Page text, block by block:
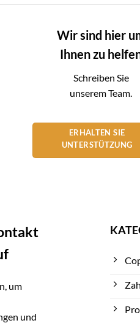
Wir sind hier
Ihnen zu
Schreiben Sie
unserem Team.
ERHALTEN SIE
UNTERSTÜTZUNG
um
und